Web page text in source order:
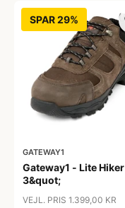
SPAR 29%
GATEWAY1
Gateway1 - Lite Hiker
3&quot;
VEJL. PRIS 1.399,00 KR